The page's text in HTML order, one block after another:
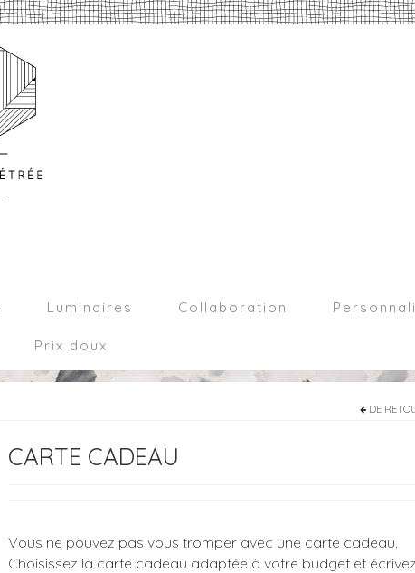
Luminaires Collaboration
Prix doux
DE
CARTE CADEAU
Vous ne pouvez pas vous tromper avec une carte cadeau.
Choisissez la carte cadeau adaptée à votre budget et